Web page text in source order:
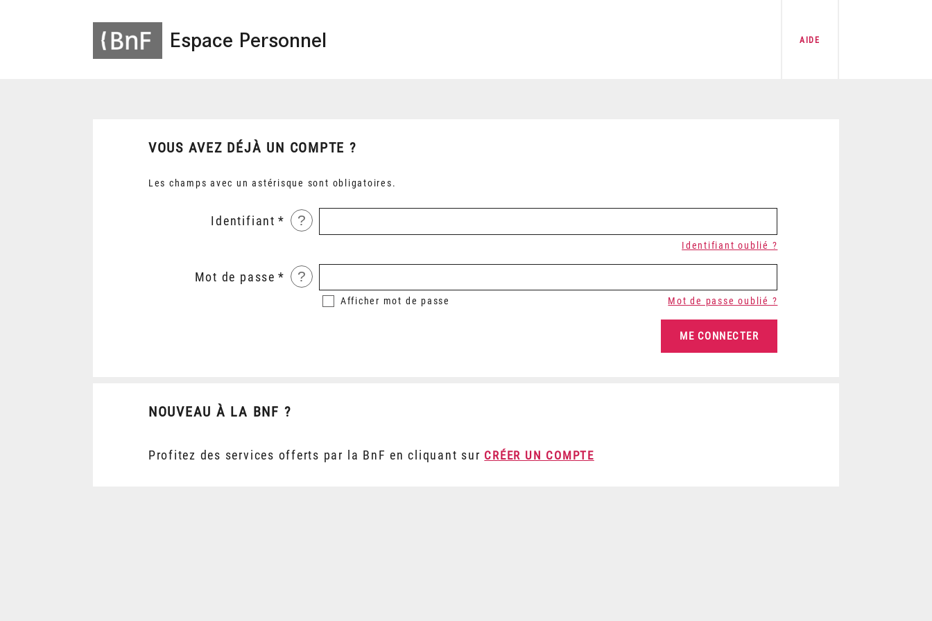
Espace Personnel AIDE
VOUS AVEZ DÉJÀ UN COMPTE ?
Les champs avec un astérisque sont obligatoires.
Identifiant ?
Identifiant oublié ?
Mot de passe ?
Afficher mot de passe Mot de passe oublié ?
NOUVEAU À LA BNF ?
Profitez des services offerts par la BnF en cliquant sur CRÉER UN COMPTE